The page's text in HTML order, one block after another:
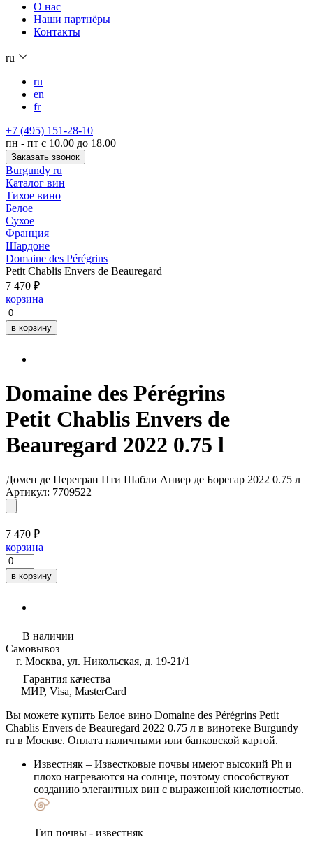
О нас
Наши партнёры
Контакты
ru
ru
en
fr
+7 (495) 151-28-10
пн - пт с 10.00 до 18.00
Заказать звонок
Burgundy ru
Каталог вин
Тихое вино
Белое
Сухое
Франция
Шардоне
Domaine des Pérégrins
Petit Chablis Envers de Beauregard
7 470 ₽
корзина
в корзину
Domaine des Pérégrins
Petit Chablis Envers de
Beauregard 2022 0.75 l
Домен де Перегран Пти Шабли Анвер де Борегар 2022 0.75 л
Артикул: 7709522
7 470 ₽
корзина
в корзину
В наличии
Самовывоз
г. Москва, ул. Никольская, д. 19-21/1
Гарантия качества
МИР, Visa, MasterCard
Вы можете купить Белое вино Domaine des Pérégrins Petit
Chablis Envers de Beauregard 2022 0.75 л в винотеке Burgundy
ru в Москве. Оплата наличными или банковской картой.
Известняк – Известковые почвы имеют высокий Ph и
плохо нагреваются на солнце, поэтому способствуют
созданию элегантных вин с выраженной кислотностью.
Тип почвы - известняк